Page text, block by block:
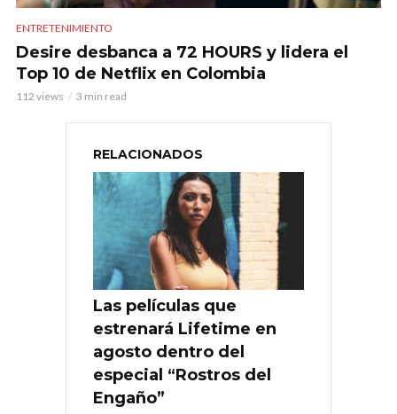
ENTRETENIMIENTO
Desire desbanca a 72 HOURS y lidera el
Top 10 de Netflix en Colombia
112 views 3 min read
RELACIONADOS
Las películas que
estrenará Lifetime en
agosto dentro del
especial “Rostros del
Engaño”